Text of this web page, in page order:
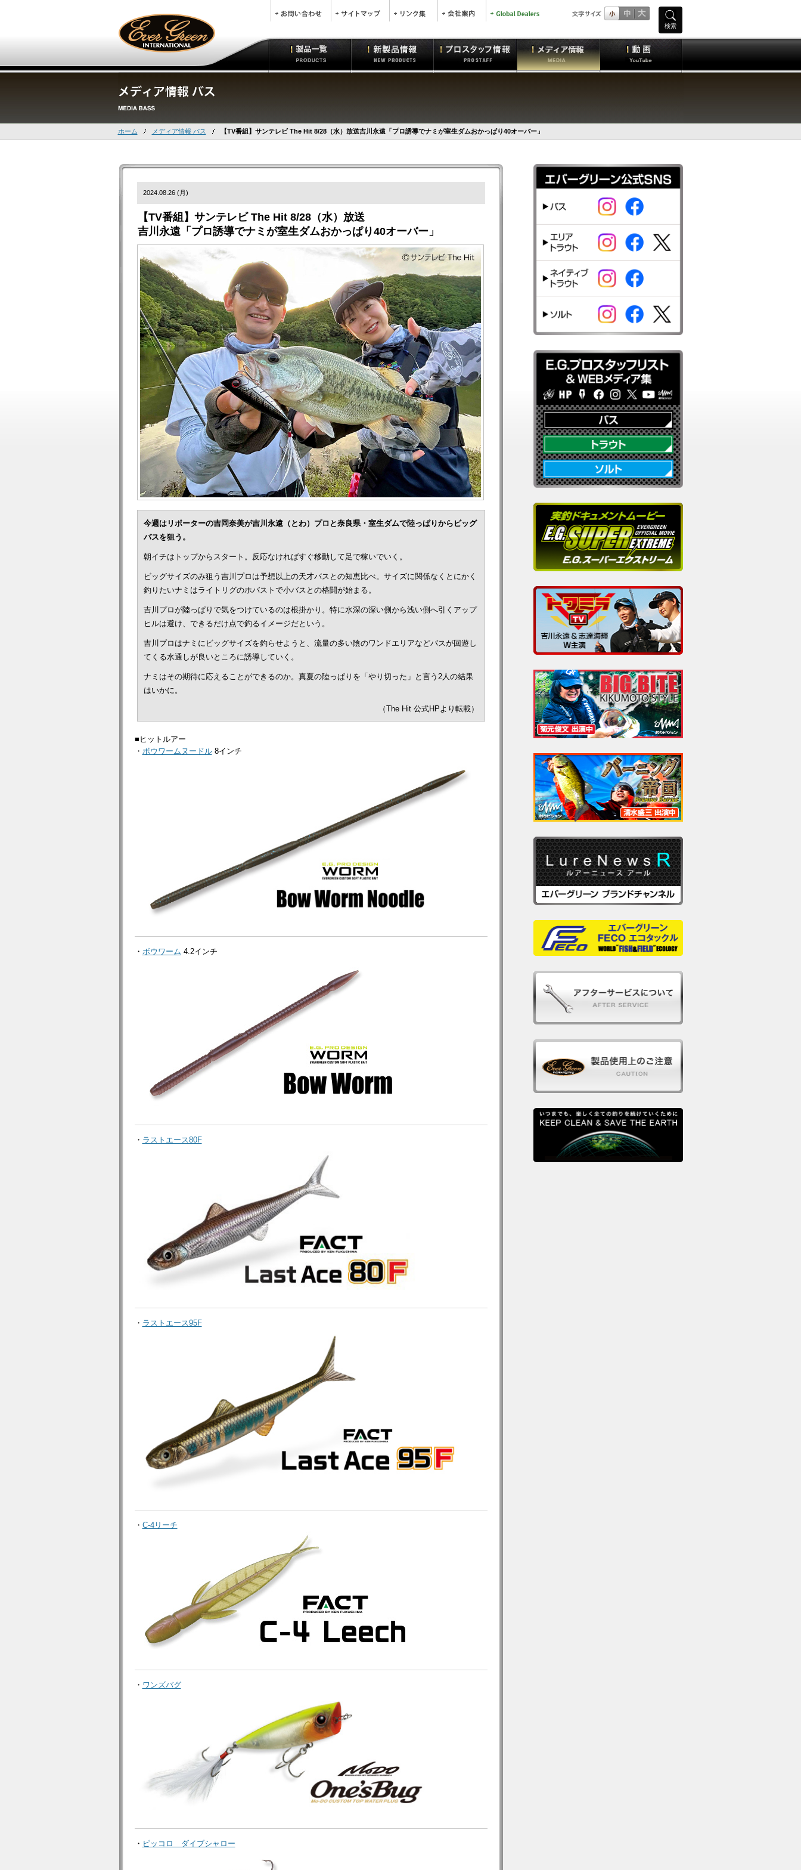
検索
ホーム メディア情報 バス 【TV番組】サンテレビ The Hit 8/28（水）放送吉川永遠「プロ誘導でナミが室生ダムおかっぱり40オーバー」
2024.08.26 (月)
【TV番組】サンテレビ The Hit 8/28（水）放送
吉川永遠「プロ誘導でナミが室生ダムおかっぱり40オーバー」
今週はリポーターの吉岡奈美が吉川永遠（とわ）プロと奈良県・室生ダムで陸っぱりからビッグ
バスを狙う。
朝イチはトップからスタート。反応なければすぐ移動して足で稼いでいく。
ビッグサイズのみ狙う吉川プロは予想以上の天才バスとの知恵比べ。サイズに関係なくとにかく
釣りたいナミはライトリグのホバストで小バスとの格闘が始まる。
吉川プロが陸っぱりで気をつけているのは根掛かり。特に水深の深い側から浅い側へ引くアップ
ヒルは避け、できるだけ点で釣るイメージだという。
吉川プロはナミにビッグサイズを釣らせようと、流量の多い陰のワンドエリアなどバスが回遊し
てくる水通しが良いところに誘導していく。
ナミはその期待に応えることができるのか。真夏の陸っぱりを「やり切った」と言う2人の結果
はいかに。
（The Hit 公式HPより転載）
■ヒットルアー
・ ボウワームヌードル8インチ
・ ボウワーム 4.2インチ
・ ラストエース80F
・ ラストエース95F
・ C-4リーチ
・ ワンズバグ
・ ピッコロ ダイブシャロー